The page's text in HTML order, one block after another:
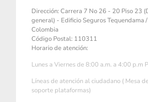
Dirección: Carrera 7 No 26 - 20 Piso 23
general) - Edificio Seguros Tequendama
Colombia
Código Postal: 110311
Horario de atención:
Lunes a Viernes de 8:00 a.m. a 4:00 p.m
Líneas de atención al ciudadano ( Mesa
soporte plataformas)